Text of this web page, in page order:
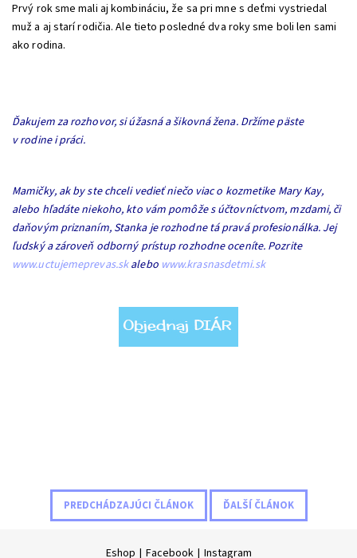
Prvý rok sme mali aj kombináciu, že sa pri mne s deťmi vystriedal
muž a aj starí rodičia. Ale tieto posledné dva roky sme boli len sami
ako rodina.
Ďakujem za rozhovor, si úžasná a šikovná žena. Držíme päste
v rodine i práci.
Mamičky, ak by ste chceli vedieť niečo viac o kozmetike Mary Kay,
alebo hľadáte niekoho, kto vám pomôže s účtovníctvom, mzdami, či
daňovým priznaním, Stanka je rozhodne tá pravá profesionálka. Jej
ľudský a zároveň odborný prístup rozhodne oceníte. Pozrite
www.uctujemeprevas.skalebo www.krasnasdetmi.sk
PREDCHÁDZAJÚCI ČLÁNOK ĎALŠÍ ČLÁNOK
Eshop | Facebook | Instagram